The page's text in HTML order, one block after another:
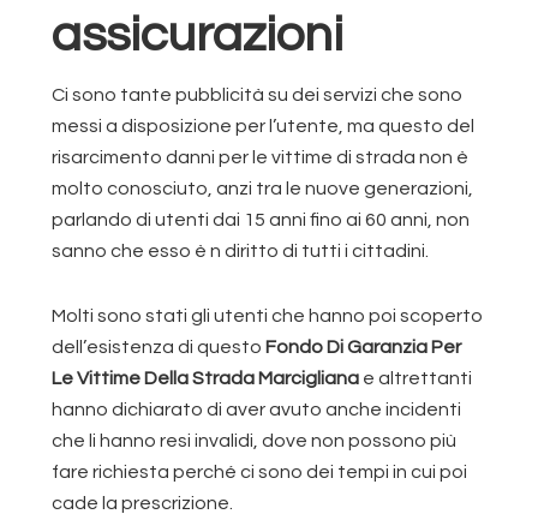
assicurazioni
Ci sono tante pubblicità su dei servizi che sono
messi a disposizione per l’utente, ma questo del
risarcimento danni per le vittime di strada non è
molto conosciuto, anzi tra le nuove generazioni,
parlando di utenti dai 15 anni fino ai 60 anni, non
sanno che esso è n diritto di tutti i cittadini.
Molti sono stati gli utenti che hanno poi scoperto
dell’esistenza di questo Fondo Di Garanzia Per
Le Vittime Della Strada Marcigliana e altrettanti
hanno dichiarato di aver avuto anche incidenti
che li hanno resi invalidi, dove non possono più
fare richiesta perché ci sono dei tempi in cui poi
cade la prescrizione.